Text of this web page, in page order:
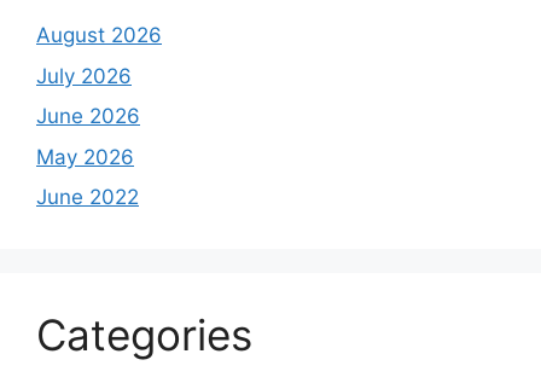
August 2026
July 2026
June 2026
May 2026
June 2022
Categories